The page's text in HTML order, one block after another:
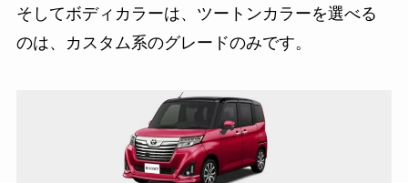
そしてボディカラーは、ツートンカラーを選べる
のは、カスタム系のグレードのみです。